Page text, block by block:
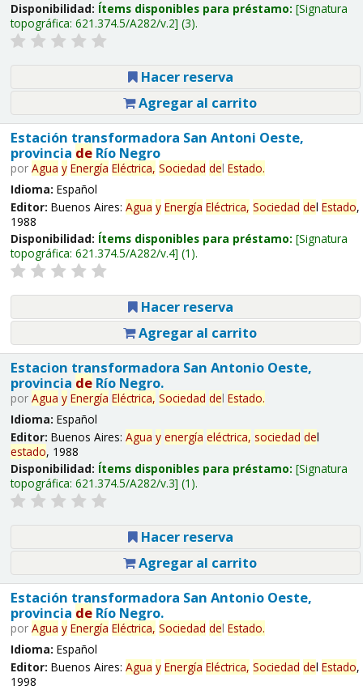
Disponibilidad: Ítems disponibles para préstamo: Signatura
topográfica: 621.374.5/A282/v.2 (3).
Hacer reserva
Agregar al carrito
Estación transformadora San Antoni Oeste,
provincia deRío Negro
por Agua y Energía Eléctrica, Sociedad del Estado.
Idioma: Español
Editor: Buenos Aires: Agua y Energía Eléctrica, Sociedad del Estado,
1988
Disponibilidad: Ítems disponibles para préstamo: Signatura
topográfica: 621.374.5/A282/v.4 (1).
Hacer reserva
Agregar al carrito
Estacion transformadora San Antonio Oeste,
provincia deRío Negro.
por Agua y Energía Eléctrica, Sociedad del Estado.
Idioma: Español
Editor: Buenos Aires: Agua y energía eléctrica, sociedad del
estado, 1988
Disponibilidad: Ítems disponibles para préstamo: Signatura
topográfica: 621.374.5/A282/v.3 (1).
Hacer reserva
Agregar al carrito
Estación transformadora San Antonio Oeste,
provincia deRío Negro.
por Agua y Energía Eléctrica, Sociedad del Estado.
Idioma: Español
Editor: Buenos Aires: Agua y Energía Eléctrica, Sociedad del Estado,
1998